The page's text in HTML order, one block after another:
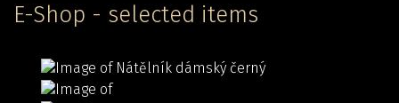
E-Shop - selected items